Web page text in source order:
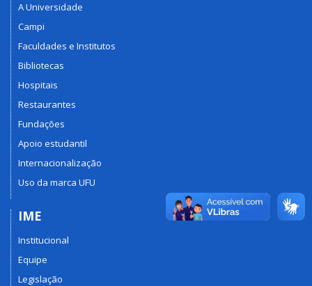
A Universidade
Campi
Faculdades e Institutos
Bibliotecas
Hospitais
Restaurantes
Fundações
Apoio estudantil
Internacionalização
Uso da marca UFU
IME
Institucional
Equipe
Legislação